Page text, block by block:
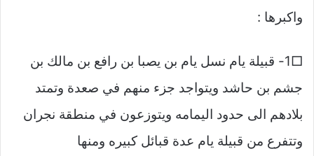
واكبرها :
□1- قبيلة يام نسل يام بن يصبا بن رافع بن مالك بن
جشم بن حاشد ويتواجد جزء منهم في صعدة وتمتد
بلادهم الى حدود اليمامه ويتوزعون في منطقة نجران
وتتفرع من قبيلة يام عدة قبائل كبيره ومنها